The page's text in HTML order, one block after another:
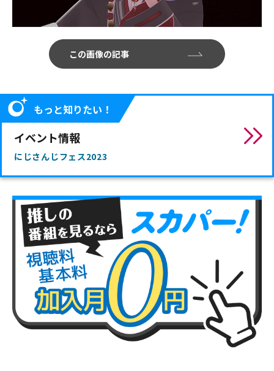
この画像の記事
もっと知りたい！
イベント情報
にじさんじフェス2023